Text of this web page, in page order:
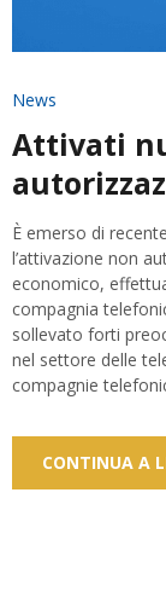
News
Attivati
È emerso di
l’attivazione non
economico,
compagnia
sollevato forti
nel settore delle
compagnie
CONTINUA A